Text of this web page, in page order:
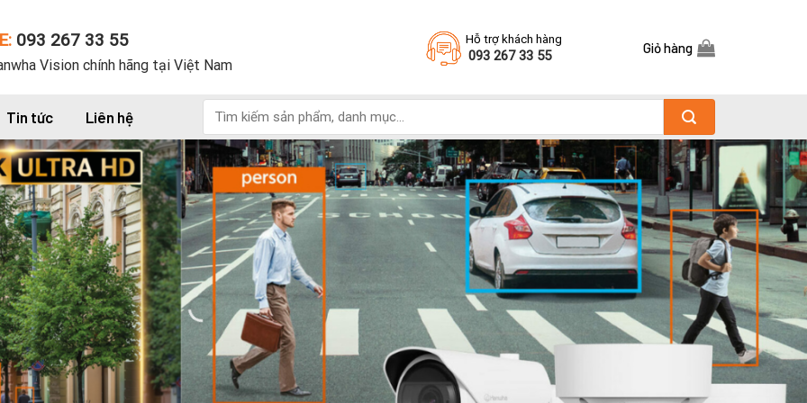
093 267 33 55
Vision chính hãng tại Việt Nam
Hỗ trợ khách hàng
093 267 33 55
Giỏ hàng
Tin tức Liên hệ
kiếm: